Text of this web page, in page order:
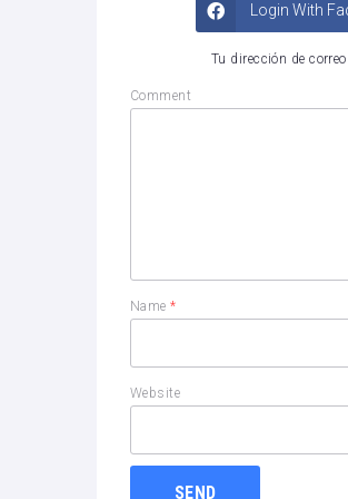
Login With
Tu dirección de
Comment
Name*
Website